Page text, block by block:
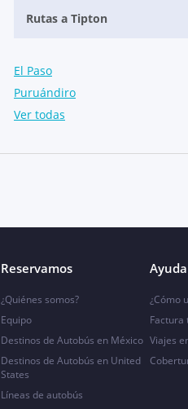
Rutas a Tipton
El Paso
Puruándiro
Ver todas
Reservamos
¿Quiénes somos?
Equipo
Destinos de Autobús en México
Destinos de Autobús en United
States
Líneas de autobús
¿Cómo
Factura
Viajes